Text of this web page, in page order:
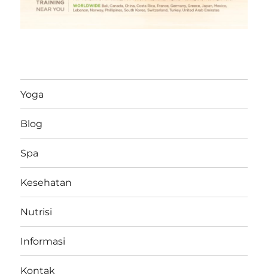
Yoga
Blog
Spa
Kesehatan
Nutrisi
Informasi
Kontak